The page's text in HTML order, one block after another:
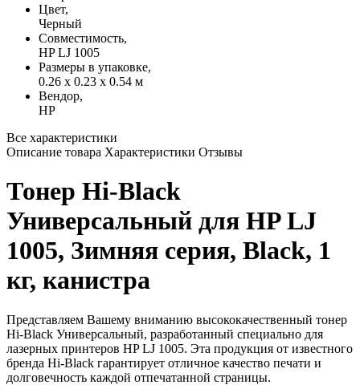
Цвет,
Черный
Совместимость,
HP LJ 1005
Размеры в упаковке,
0.26 x 0.23 x 0.54 м
Вендор,
HP
Все характеристики
Описание товара Характеристики Отзывы
Тонер Hi-Black
Универсальный для HP LJ
1005, Зимняя серия, Black, 1
кг, канистра
Представляем Вашему вниманию высококачественный тонер
Hi-Black Универсальный, разработанный специально для
лазерных принтеров HP LJ 1005. Эта продукция от известного
бренда Hi-Black гарантирует отличное качество печати и
долговечность каждой отпечатанной страницы.